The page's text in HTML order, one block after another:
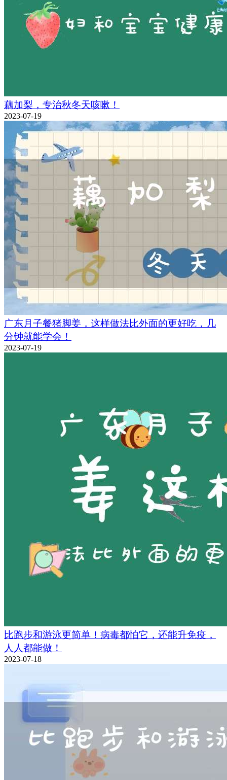
藕加梨，专治秋冬天咳嗽！
2023-07-19
广东月子餐猪脚姜，这样做法比外面的更好吃，几
分钟就能学会！
2023-07-19
比跑步和游泳更简单！病毒都怕它，还能升免疫，
人人都能做！
2023-07-18